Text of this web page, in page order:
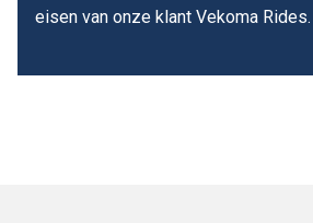
eisen van onze klant Vekoma Rides.